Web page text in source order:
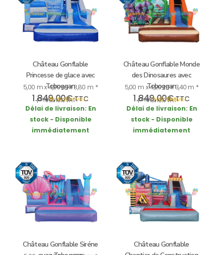
Château Gonflable
Princesse de glace avec
Toboggan
5,00 m x 4,20 m x 3,80 m *
1.849,00€TTC
incl. 19% VAT
plusFrais d’envoi
Délai de livraison: En
stock - Disponible
immédiatement
Château Gonflable Monde
des Dinosaures avec
Toboggan
5,00 m x 4,20 m x 3,40 m *
1.849,00€TTC
incl. 19% VAT
plusFrais d’envoi
Délai de livraison: En
stock - Disponible
immédiatement
Château Gonflable Siréne
Château Gonflable